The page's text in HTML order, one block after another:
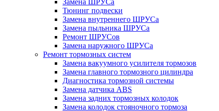
Замена ШРУСа
Тюнинг подвески
Замена внутреннего ШРУСа
Замена пыльника ШРУСа
Ремонт ШРУСов
Замена наружного ШРУСа
Ремонт тормозных систем
Замена вакуумного усилителя тормозов
Замена главного тормозного цилиндра
Диагностика тормозной системы
Замена датчика ABS
Замена задних тормозных колодок
Замена колодок стояночного тормоза